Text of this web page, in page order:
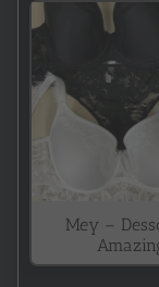
Mey –